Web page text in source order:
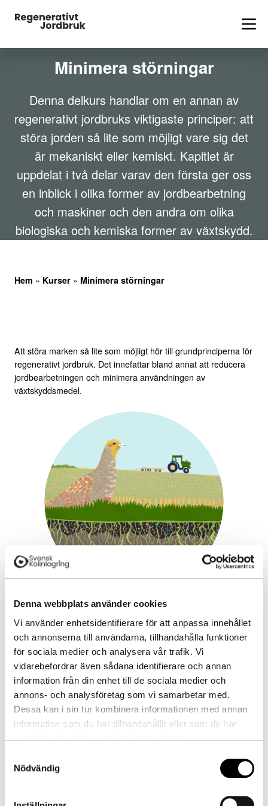
Denna webbplats använder cookies
Vi använder enhetsidentifierare för att anpassa innehållet
och annonserna till användarna, tillhandahålla funktioner
för sociala medier och analysera vår trafik. Vi
vidarebefordrar även sådana identifierare och annan
information från din enhet till de sociala medier och
annons- och analysföretag som vi samarbetar med.
Dessa kan i sin tur kombinera informationen med annan
information som du har tillhandahållit eller som de har
samlat in när du har använt deras tjänster.
Nödvändig
Minimera störningar
Denna delkurs handlar om en annan av
regenerativt jordbruks viktigaste principer: att
störa jorden så lite som möjligt vare sig det
är mekaniskt eller kemiskt. Kapitlet är
uppdelat i två delar varav den första ger oss
en inblick i olika former av jordbearbetning
och maskiner och den andra om olika
biologiska och kemiska former av växtskydd.
Hem » Kurser » Minimera störningar
Att störa marken så lite som möjligt hör till grundprinciperna för
regenerativt jordbruk. Det innefattar bland annat att reducera
jordbearbetningen och minimera användningen av
växtskyddsmedel.
Denna delkurs är baserad på BSAGs kursGrunderna i
regenerativt jordbruk.
Texten i del 1, Minimera jordbearbetningen, är omskriven och
anpassad till svensk kontext av Hermann Leggedör, rådgivare.
Faktagranskning har utförts av Thomas Keller, SLU Professor
vid Institutionen för mark och miljö; Mark och miljö,
Markmekanik och jordbearbetning.
svensk kontext av Josefina Bergsten, Soil Food Web lab tech
analyst. Faktagranskning har utförts av Sara Hallin,